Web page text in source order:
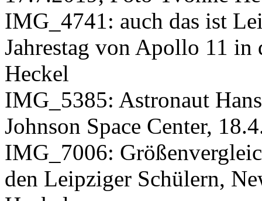
IMG_4741: auch das ist
Jahrestag von Apollo 11 in
Heckel
IMG_5385: Astronaut
Johnson Space Center,
IMG_7006:
den Leipziger Schülern,